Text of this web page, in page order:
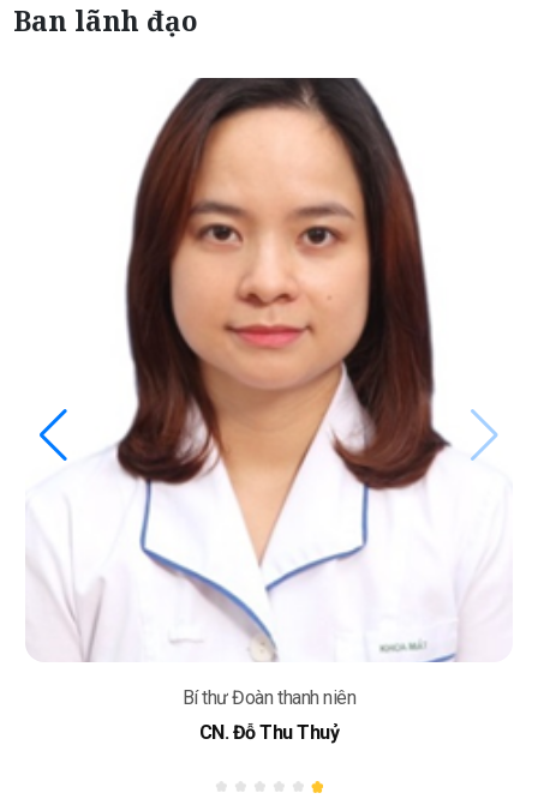
Ban lãnh đạo
Trưởng khoa
BSCKII. Lê Việt Sơn